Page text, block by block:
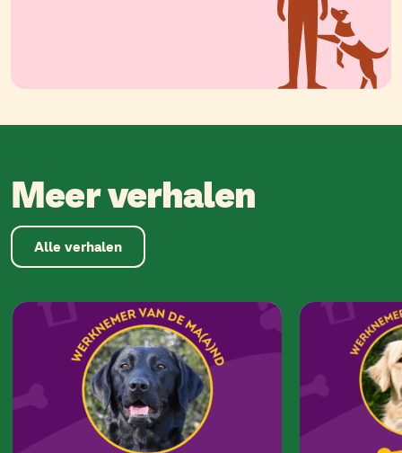
Meer verhalen
Alle verhalen